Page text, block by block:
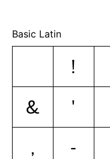
Basic Latin
!
&
'
,
-